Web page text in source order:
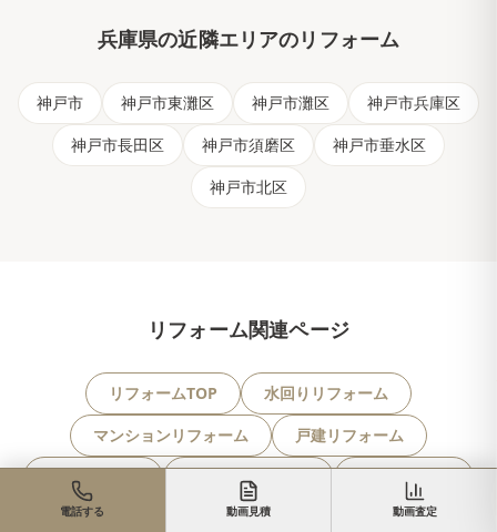
兵庫県の近隣エリアのリフォーム
神戸市 神戸市東灘区 神戸市灘区
神戸市兵庫区
神戸市長田区
神戸市須磨区
神戸市垂水区
神戸市北区
リフォーム関連ページ
リフォームTOP
水回りリフォーム
マンションリフォーム
戸建リフォーム
バリアフリー
稲美町の物件一覧
稲美町の戸建
稲美町のマンション
電話する 動画見積 動画査定